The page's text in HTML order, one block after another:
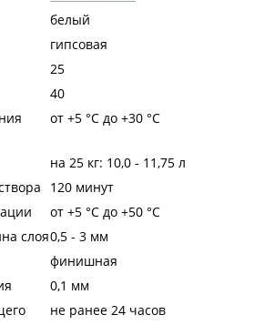
белый
гипсовая
25
40
от +5 °С до +30 °С
на 25 кг: 10,0 - 11,75 л
120 минут
от +5 °С до +50 °С
слоя0,5 - 3 мм
финишная
0,1 мм
не ранее 24 часов